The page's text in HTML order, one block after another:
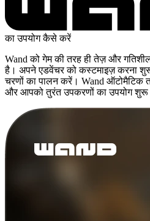
का उपयोग कैसे करें
Wand को गेम की तरह ही तेज़ और
है। अपने एडवेंचर को कस्टमाइज़ करना
चरणों का पालन करें। Wand ऑटोमैटिक
और आपको तुरंत उपकरणों का उपयोग शुरू